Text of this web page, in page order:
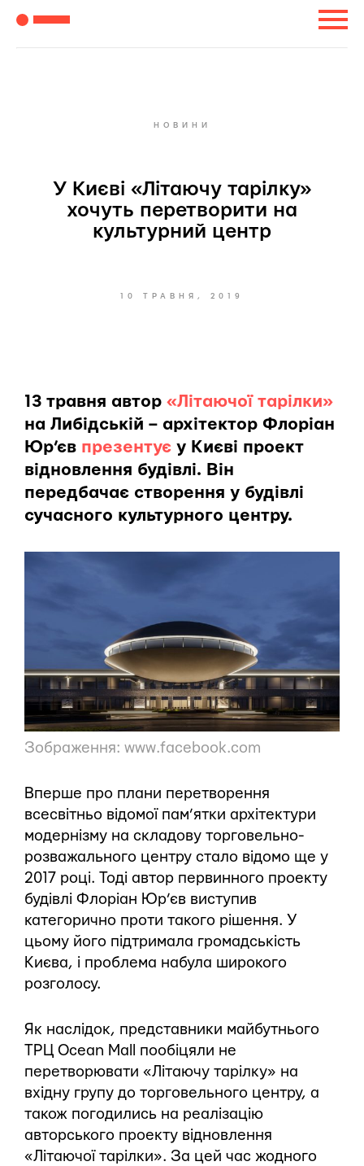
НОВИНИ
У Києві «Літаючу тарілку»
хочуть перетворити на
культурний центр
10 ТРАВНЯ, 2019
13 травня автор «Літаючої тарілки»
на Либідській – архітектор Флоріан
Юр’єв презентує у Києві проект
відновлення будівлі. Він
передбачає створення у будівлі
сучасного культурного центру.
Зображення: www.facebook.com
Вперше про плани перетворення
всесвітньо відомої пам’ятки архітектури
модернізму на складову торговельно-
розважального центру стало відомо ще у
2017 році. Тоді автор первинного проекту
будівлі Флоріан Юр’єв виступив
категорично проти такого рішення. У
цьому його підтримала громадськість
Києва, і проблема набула широкого
розголосу.
Як наслідок, представники майбутнього
ТРЦ Ocean Mall пообіцяли не
перетворювати «Літаючу тарілку» на
вхідну групу до торговельного центру, а
також погодились на реалізацію
авторського проекту відновлення
«Літаючої тарілки». За цей час жодного